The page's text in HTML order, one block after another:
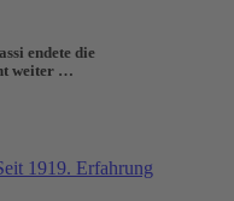
endete die
weiter …